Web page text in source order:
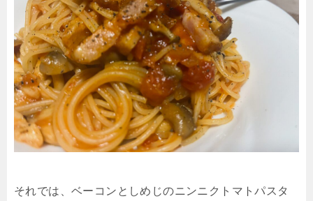
それでは、ベーコンとしめじのニンニクトマトパスタ